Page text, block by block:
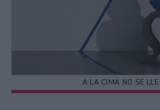
A LA CIMA NO SE